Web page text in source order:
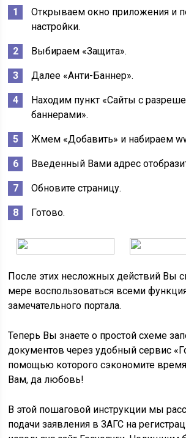
Открываем окно приложения и
настройки.
Выбираем «Защита».
Далее «Анти-Баннер».
Находим пункт «Сайты с
баннерами».
Жмем «Добавить» и набираем
Введенный Вами адрес
Обновите страницу.
Готово.
После этих несложных действий Вы
мере воспользоваться всеми
замечательного портала.
Теперь Вы знаете о простой схеме
документов через удобный сервис
помощью которого сэкономите
Вам, да любовь!
В этой пошаговой инструкции мы
подачи заявления в ЗАГС на